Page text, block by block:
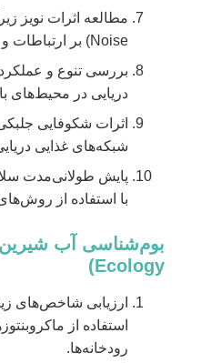
Noise) بر ارتباطات و رفتار پستانداران دریایی.
بررسی تنوع و
دریایی در محیط‌های
شبکه‌های غذایی
پایش طولانی‌مدت
با استفاده از
Ecology)
استفاده از
رودخانه‌ها.